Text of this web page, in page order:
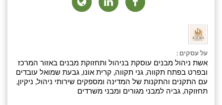
על עסקים :
אשת ניהול מבנים עוסקת בניהול ותחזוקת מבנים באזור המרכז
ובפרט בפתח תקווה, גני תקווה, קרית אונו, גבעת שמואל עובדים
עם התקנים והתקנות של המדינה ומספקים שירותי ניהול, ניקיון,
תחזוקה, גביה למבני מגורים ומבני משרדים